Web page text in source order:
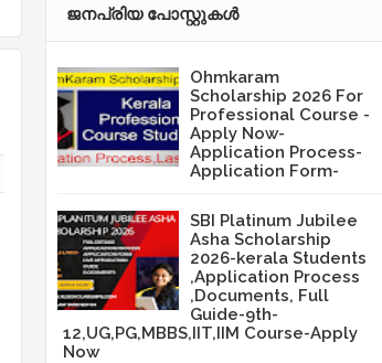
ജനപ്രിയ പോസ്റ്റുകള്‍‌
Ohmkaram
Scholarship 2026 For
Professional Course -
Apply Now-
Application Process-
Application Form-
SBI Platinum Jubilee
Asha Scholarship
2026-kerala Students
,Application Process
,Documents, Full
Guide-9th-
12,UG,PG,MBBS,IIT,IIM Course-Apply
Now